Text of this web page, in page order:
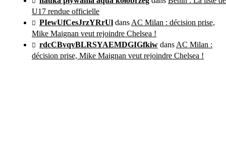
U17 rendue officielle
PIewUfCesJrzYRrUl dans AC Milan : décision prise,
Mike Maignan veut rejoindre Chelsea !
rdcCBvqvBLRSYAEMDGIGfkiw dans AC Milan :
décision prise, Mike Maignan veut rejoindre Chelsea !